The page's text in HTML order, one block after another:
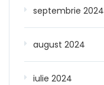
septembrie 2024
august 2024
iulie 2024